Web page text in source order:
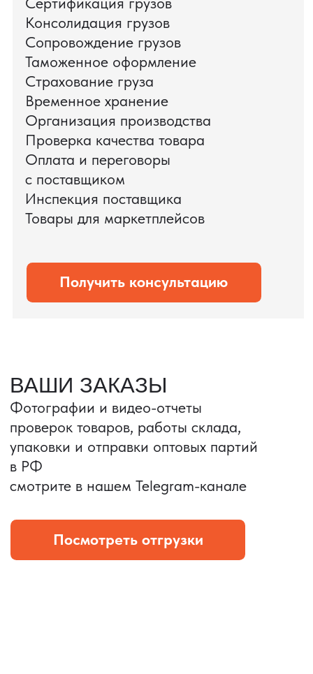
ПАО «Ростелеком» доверяет нам полный
цикл международных поставок — от
поиска и проверки поставщиков до
доставки оборудования.
Мы обеспечили полный цикл работ:
проверку продукции, логистику,
таможенное оформление и контроль
сроков. В результате все товары были
доставлены точно в срок и без
дополнительных рисков.
PRO TORG — проверенный партнёр по
международной логистике для ведущих
федеральных компаний.
Оставить заявку
Портативные колонки
Условия: Тираж 3100 шт.
Колонка с шнуром
зарядным, без коробки
и ложемента (эвы).
Условия: Тираж 5900 шт.
15w.
Комплект: устройство +
провод Type C.
КОНТРОЛЬ КАЧЕСТВА
Проверка по ТЗ включает: